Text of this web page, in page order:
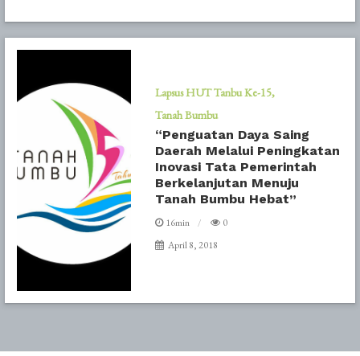
Lapsus HUT Tanbu Ke-15
Tanah Bumbu
“Penguatan Daya Saing
Daerah Melalui Peningkatan
Inovasi Tata Pemerintah
Berkelanjutan Menuju
Tanah Bumbu Hebat”
16min
0
April 8, 2018